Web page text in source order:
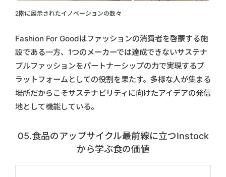
2階に展示されたイノベーションの数々
Fashion For Goodはファッションの消費者を啓蒙する施
設である一方、1つのメーカーでは達成できないサステナ
ブルファッションをパートナーシップの力で実現するプ
ラットフォームとしての役割を果たす。多様な人が集まる
場所だからこそサステナビリティに向けたアイデアの発信
地として機能している。
05.食品のアップサイクル最前線に立つInstock
から学ぶ食の価値